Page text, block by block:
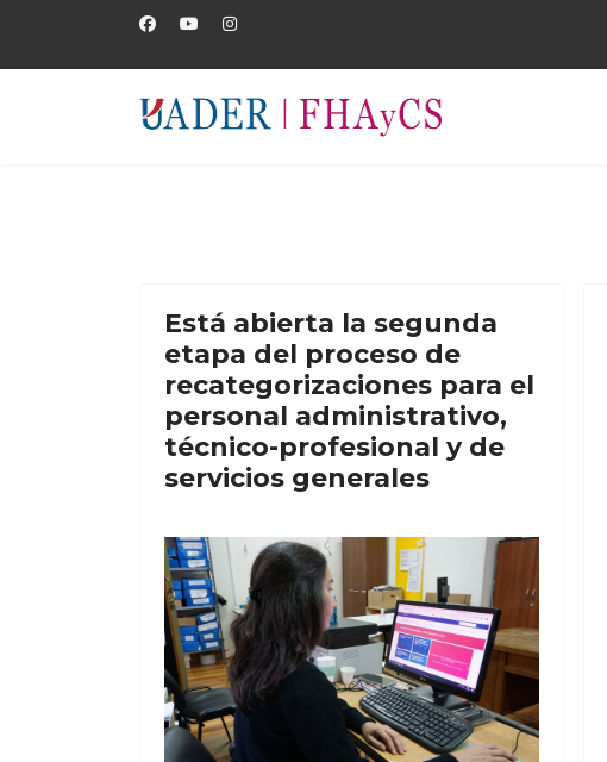
Está abierta la segunda
etapa del proceso de
recategorizaciones para el
personal administrativo,
técnico-profesional y de
servicios generales